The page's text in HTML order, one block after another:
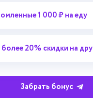
1 000 ₽ на еду
20% скидки на
Забрать бонус